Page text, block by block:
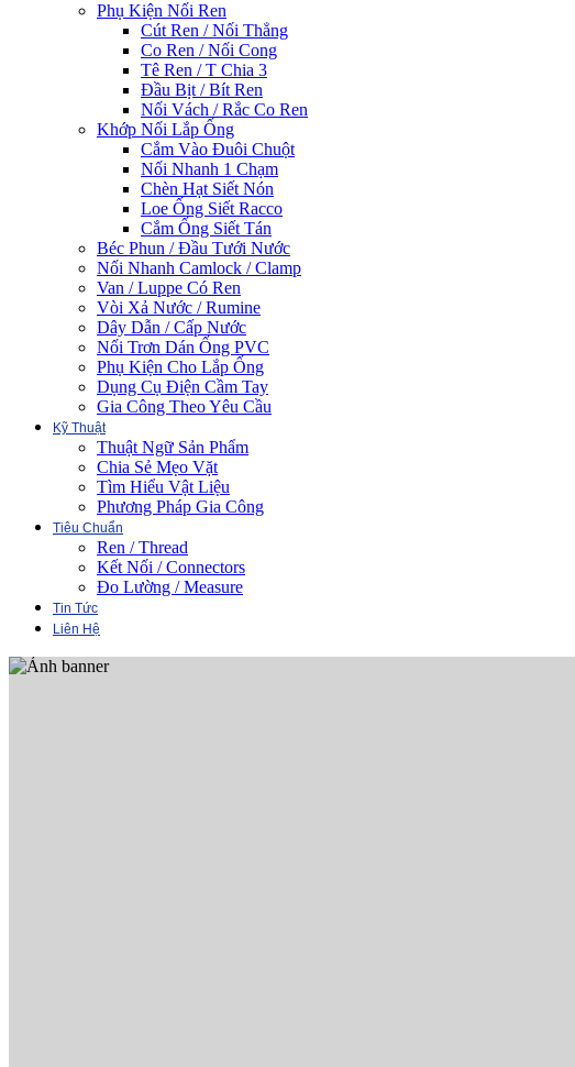
Phụ Kiện Nối Ren
Cút Ren / Nối Thẳng
Co Ren / Nối Cong
Tê Ren / T Chia 3
Đầu Bịt / Bít Ren
Nối Vách / Rắc Co Ren
Khớp Nối Lắp Ống
Cắm Vào Đuôi Chuột
Nối Nhanh 1 Chạm
Chèn Hạt Siết Nón
Loe Ống Siết Racco
Cắm Ống Siết Tán
Béc Phun / Đầu Tưới Nước
Nối Nhanh Camlock / Clamp
Van / Luppe Có Ren
Vòi Xả Nước / Rumine
Dây Dẫn / Cấp Nước
Nối Trơn Dán Ống PVC
Phụ Kiện Cho Lắp Ống
Dụng Cụ Điện Cầm Tay
Gia Công Theo Yêu Cầu
Kỹ Thuật
Thuật Ngữ Sản Phẩm
Chia Sẻ Mẹo Vặt
Tìm Hiểu Vật Liệu
Phương Pháp Gia Công
Tiêu Chuẩn
Ren / Thread
Kết Nối / Connectors
Đo Lường / Measure
Tin Tức
Liên Hệ